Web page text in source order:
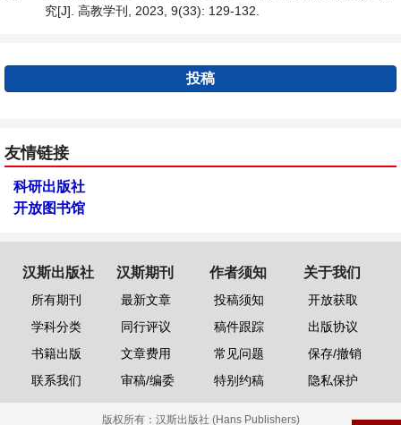
究[J]. 高教学刊, 2023, 9(33): 129-132.
投稿
友情链接
科研出版社
开放图书馆
汉斯出版社
所有期刊
学科分类
书籍出版
联系我们
汉斯期刊
最新文章
同行评议
文章费用
审稿/编委
作者须知
投稿须知
稿件跟踪
常见问题
特别约稿
关于我们
开放获取
出版协议
保存/撤销
隐私保护
版权所有： 汉斯出版社 (Hans Publishers)